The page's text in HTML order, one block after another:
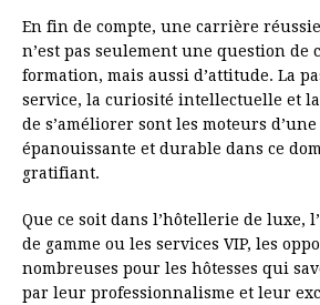
En fin de compte, une carrière réussie
n’est pas seulement une question de
formation, mais aussi d’attitude. La
service, la curiosité intellectuelle et
de s’améliorer sont les moteurs
épanouissante et durable dans ce
gratifiant.
Que ce soit dans l’hôtellerie de luxe,
de gamme ou les services VIP, les
nombreuses pour les hôtesses qui
par leur professionnalisme et leur